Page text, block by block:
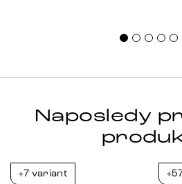
Naposledy
+7 variant